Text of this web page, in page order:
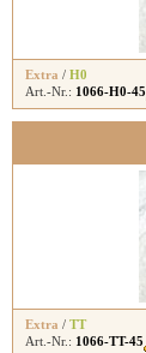
Extra / H0
Art.-Nr.: 1066-H0-45
Extra / TT
Art.-Nr.: 1066-TT-45